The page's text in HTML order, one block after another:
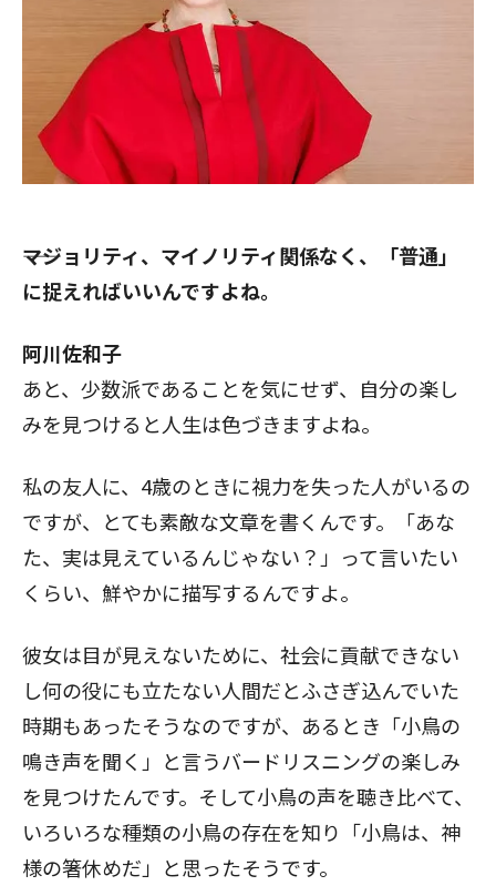
――マジョリティ、マイノリティ関係なく、「普通」
に捉えればいいんですよね。
阿川佐和子
あと、少数派であることを気にせず、自分の楽し
みを見つけると人生は色づきますよね。
私の友人に、4歳のときに視力を失った人がいるの
ですが、とても素敵な文章を書くんです。「あな
た、実は見えているんじゃない？」って言いたい
くらい、鮮やかに描写するんですよ。
彼女は目が見えないために、社会に貢献できない
し何の役にも立たない人間だとふさぎ込んでいた
時期もあったそうなのですが、あるとき「小鳥の
鳴き声を聞く」と言うバードリスニングの楽しみ
を見つけたんです。そして小鳥の声を聴き比べて、
いろいろな種類の小鳥の存在を知り「小鳥は、神
様の箸休めだ」と思ったそうです。